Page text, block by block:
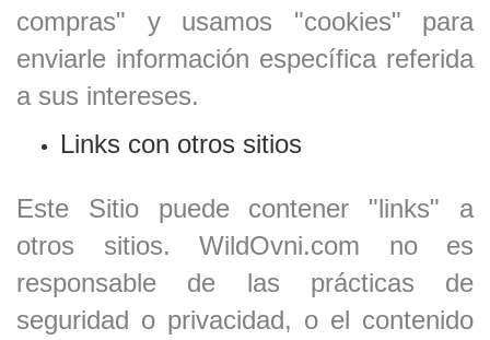
compras" y usamos "cookies" para
enviarle información específica referida
a sus intereses.
Links con otros sitios
Este Sitio puede contener "links" a
otros sitios. WildOvni.com no es
responsable de las prácticas de
seguridad o privacidad, o el contenido